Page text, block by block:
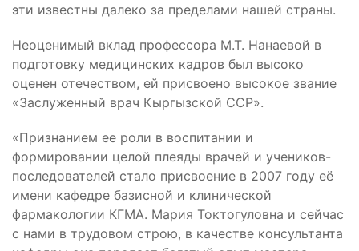
эти известны далеко за пределами нашей страны.
Неоценимый вклад профессора М.Т. Нанаевой в
подготовку медицинских кадров был высоко
оценен отечеством, ей присвоено высокое звание
«Заслуженный врач Кыргызской ССР».
«Признанием ее роли в воспитании и
формировании целой плеяды врачей и учеников-
последователей стало присвоение в 2007 году её
имени кафедре базисной и клинической
фармакологии КГМА. Мария Токтогуловна и сейчас
с нами в трудовом строю, в качестве консультанта